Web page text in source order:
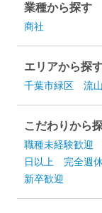
業種から探す
商社
エリアから探
千葉市緑区 流
こだわりから
職種未経験歓迎
日以上
完全週
新卒歓迎